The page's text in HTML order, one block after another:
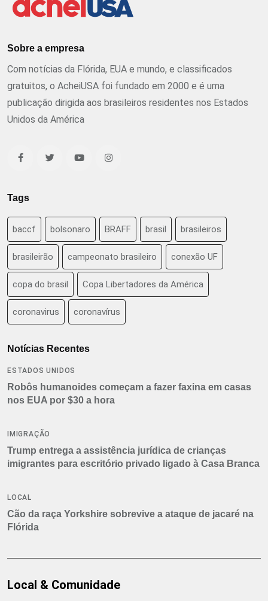
Sobre a empresa
Com notícias da Flórida, EUA e mundo, e classificados
gratuitos, o AcheiUSA foi fundado em 2000 e é uma
publicação dirigida aos brasileiros residentes nos Estados
Unidos da América
Tags
baccf bolsonaro BRAFF brasil brasileiros
brasileirão campeonato brasileiro conexão UF
copa do brasil Copa Libertadores da América
coronavirus coronavírus
Notícias Recentes
ESTADOS UNIDOS
Robôs humanoides começam a fazer faxina em casas
nos EUA por $30 a hora
IMIGRAÇÃO
Trump entrega a assistência jurídica de crianças
imigrantes para escritório privado ligado à Casa Branca
LOCAL
Cão da raça Yorkshire sobrevive a ataque de jacaré na
Flórida
Local & Comunidade